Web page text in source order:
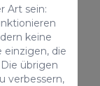
Art sein:
keine
einzigen, die
übrigen
verbessern,